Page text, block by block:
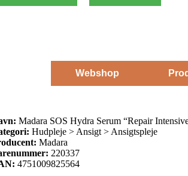
Webshop
Madara SOS Hydra Serum “Repair
Hudpleje > Ansigt > Ansigtspleje
Madara
220337
4751009825564